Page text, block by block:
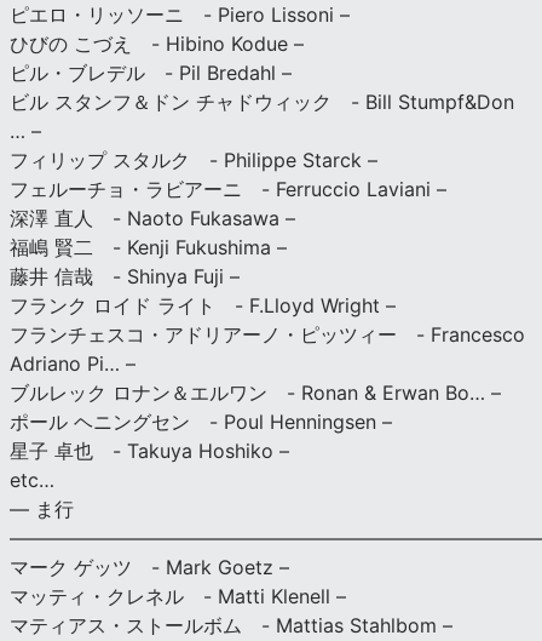
ピエロ・リッソーニ - Piero Lissoni –
ひびの こづえ - Hibino Kodue –
ピル・ブレデル - Pil Bredahl –
ビル スタンフ＆ドン チャドウィック - Bill Stumpf&Don
… –
フィリップ スタルク - Philippe Starck –
フェルーチョ・ラビアーニ - Ferruccio Laviani –
深澤 直人 - Naoto Fukasawa –
福嶋 賢二 - Kenji Fukushima –
藤井 信哉 - Shinya Fuji –
フランク ロイド ライト - F.Lloyd Wright –
フランチェスコ・アドリアーノ・ピッツィー - Francesco
Adriano Pi… –
ブルレック ロナン＆エルワン - Ronan & Erwan Bo… –
ポール ヘニングセン - Poul Henningsen –
星子 卓也 - Takuya Hoshiko –
etc…
— ま行
マーク ゲッツ - Mark Goetz –
マッティ・クレネル - Matti Klenell –
マティアス・ストールボム - Mattias Stahlbom –